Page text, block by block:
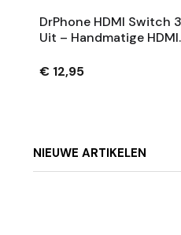
DrPhone HDMI Switch
Uit – Handmatige HDMI
Tot 4K UHD – Zwart
€ 12,95
NIEUWE ARTIKELEN